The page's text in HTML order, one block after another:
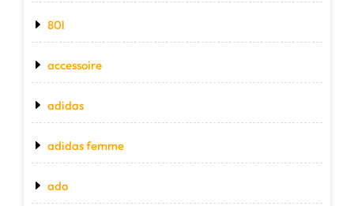
80l
accessoire
adidas
adidas femme
ado